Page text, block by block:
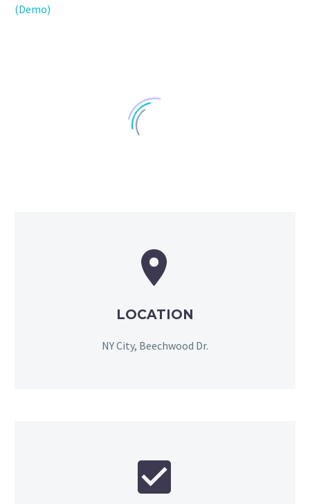
(Demo)


LOCATION
NY City, Beechwood Dr.

